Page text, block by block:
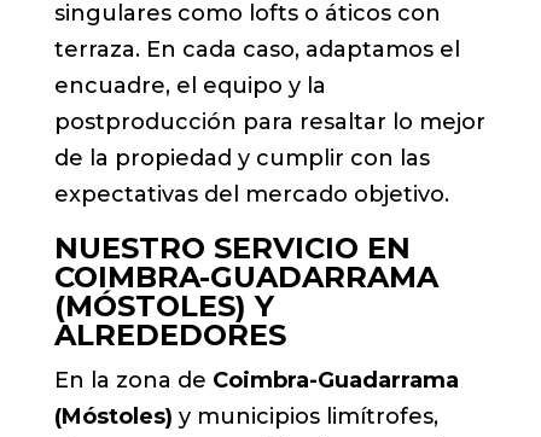
singulares como lofts o áticos con
terraza. En cada caso, adaptamos el
encuadre, el equipo y la
postproducción para resaltar lo mejor
de la propiedad y cumplir con las
expectativas del mercado objetivo.
NUESTRO SERVICIO EN
COIMBRA-GUADARRAMA
(MÓSTOLES) Y
ALREDEDORES
En la zona de Coimbra-Guadarrama
(Móstoles) y municipios limítrofes,